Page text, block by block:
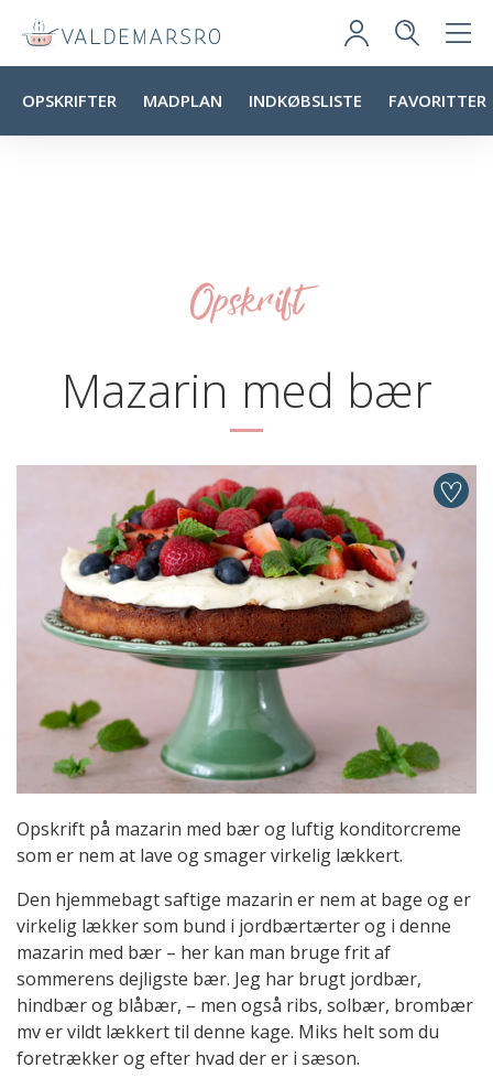
OPSKRIFTER MADPLAN INDKØBSLISTE FAVORITTER
Opskrift
Mazarin med bær
Opskrift på mazarin med bær og luftig konditorcreme
som er nem at lave og smager virkelig lækkert.
Den hjemmebagt saftige mazarin er nem at bage og er
virkelig lækker som bund i jordbærtærter og i denne
mazarin med bær – her kan man bruge frit af
sommerens dejligste bær. Jeg har brugt jordbær,
hindbær og blåbær, – men også ribs, solbær, brombær
mv er vildt lækkert til denne kage. Miks helt som du
foretrækker og efter hvad der er i sæson.